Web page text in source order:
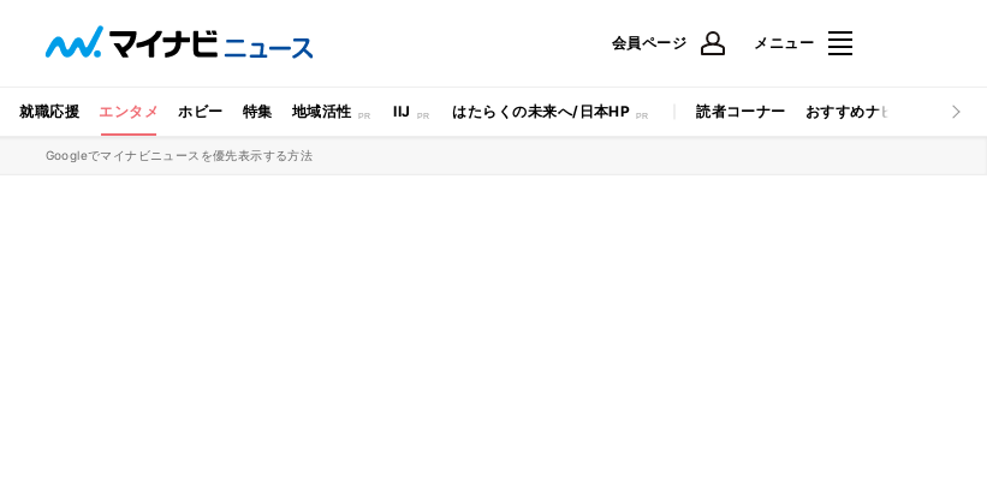
会員ページ メニュー
就職応援 エンタメ ホビー 特集 地域活性 IIJ はたらくの未来へ/日本HP 読者コーナー おすすめナビ マイナビ
Googleでマイナビニュースを優先表示する方法